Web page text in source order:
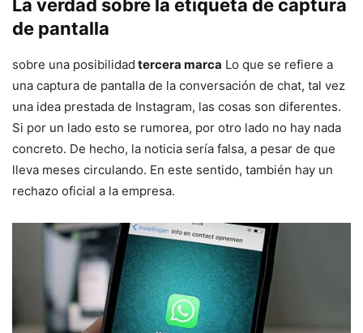
La verdad sobre la etiqueta de captura
de pantalla
sobre una posibilidad tercera marca Lo que se refiere a
una captura de pantalla de la conversación de chat, tal vez
una idea prestada de Instagram, las cosas son diferentes.
Si por un lado esto se rumorea, por otro lado no hay nada
concreto. De hecho, la noticia sería falsa, a pesar de que
lleva meses circulando. En este sentido, también hay un
rechazo oficial a la empresa.